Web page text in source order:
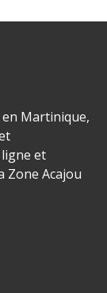
Martinique,
et
Zone Acajou